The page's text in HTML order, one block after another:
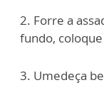
2. Forre a
fundo,
3. Umedeça